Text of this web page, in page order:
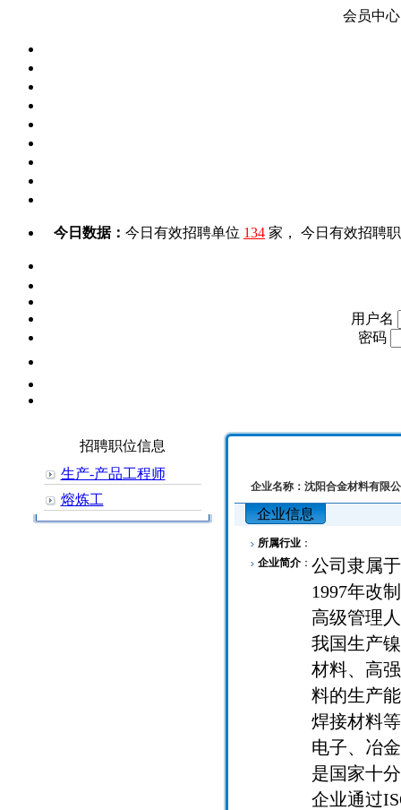
会员中心
今日数据： 今日有效招聘单位 134 家， 今日有效招聘
用户名
密码
招聘职位信息
生产-产品工程师
熔炼工
企业名称： 沈阳合金材料有限
企业信息
所属行业 ：
企业简介 ： 公司隶属
1997年改
高级管理
我国生产
材料、高
料的生产
焊接材料
电子、冶
是国家十
企业通过